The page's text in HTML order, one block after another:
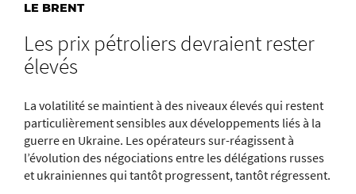
LE BRENT
Les prix pétroliers devraient rester
élevés
La volatilité se maintient à des niveaux élevés qui restent
particulièrement sensibles aux développements liés à la
guerre en Ukraine. Les opérateurs sur-réagissent à
l’évolution des négociations entre les délégations russes
et ukrainiennes qui tantôt progressent, tantôt régressent.